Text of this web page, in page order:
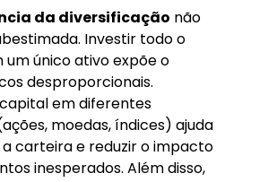
da diversificação não
Investir todo o
um único ativo expõe o
desproporcionais.
em diferentes
moedas, índices) ajuda
carteira e reduzir o impacto
inesperados. Além disso,